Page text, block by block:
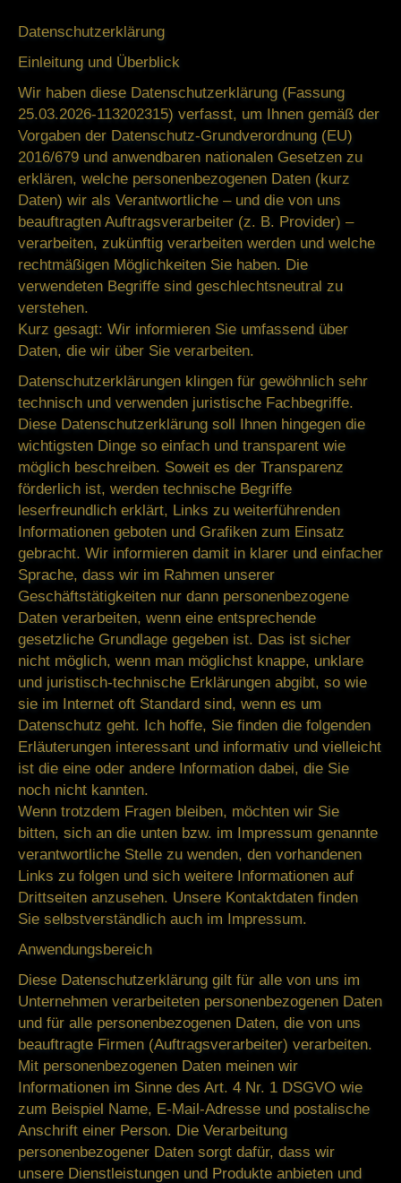
Datenschutzerklärung
Einleitung und Überblick
Wir haben diese Datenschutzerklärung (Fassung
25.03.2026-113202315) verfasst, um Ihnen gemäß der
Vorgaben der Datenschutz-Grundverordnung (EU)
2016/679 und anwendbaren nationalen Gesetzen zu
erklären, welche personenbezogenen Daten (kurz
Daten) wir als Verantwortliche – und die von uns
beauftragten Auftragsverarbeiter (z. B. Provider) –
verarbeiten, zukünftig verarbeiten werden und welche
rechtmäßigen Möglichkeiten Sie haben. Die
verwendeten Begriffe sind geschlechtsneutral zu
verstehen.
Kurz gesagt: Wir informieren Sie umfassend über
Daten, die wir über Sie verarbeiten.
Datenschutzerklärungen klingen für gewöhnlich sehr
technisch und verwenden juristische Fachbegriffe.
Diese Datenschutzerklärung soll Ihnen hingegen die
wichtigsten Dinge so einfach und transparent wie
möglich beschreiben. Soweit es der Transparenz
förderlich ist, werden technische Begriffe
leserfreundlich erklärt, Links zu weiterführenden
Informationen geboten und Grafiken zum Einsatz
gebracht. Wir informieren damit in klarer und einfacher
Sprache, dass wir im Rahmen unserer
Geschäftstätigkeiten nur dann personenbezogene
Daten verarbeiten, wenn eine entsprechende
gesetzliche Grundlage gegeben ist. Das ist sicher
nicht möglich, wenn man möglichst knappe, unklare
und juristisch-technische Erklärungen abgibt, so wie
sie im Internet oft Standard sind, wenn es um
Datenschutz geht. Ich hoffe, Sie finden die folgenden
Erläuterungen interessant und informativ und vielleicht
ist die eine oder andere Information dabei, die Sie
noch nicht kannten.
Wenn trotzdem Fragen bleiben, möchten wir Sie
bitten, sich an die unten bzw. im Impressum genannte
verantwortliche Stelle zu wenden, den vorhandenen
Links zu folgen und sich weitere Informationen auf
Drittseiten anzusehen. Unsere Kontaktdaten finden
Sie selbstverständlich auch im Impressum.
Anwendungsbereich
Diese Datenschutzerklärung gilt für alle von uns im
Unternehmen verarbeiteten personenbezogenen Daten
und für alle personenbezogenen Daten, die von uns
beauftragte Firmen (Auftragsverarbeiter) verarbeiten.
Mit personenbezogenen Daten meinen wir
Informationen im Sinne des Art. 4 Nr. 1 DSGVO wie
zum Beispiel Name, E-Mail-Adresse und postalische
Anschrift einer Person. Die Verarbeitung
personenbezogener Daten sorgt dafür, dass wir
unsere Dienstleistungen und Produkte anbieten und